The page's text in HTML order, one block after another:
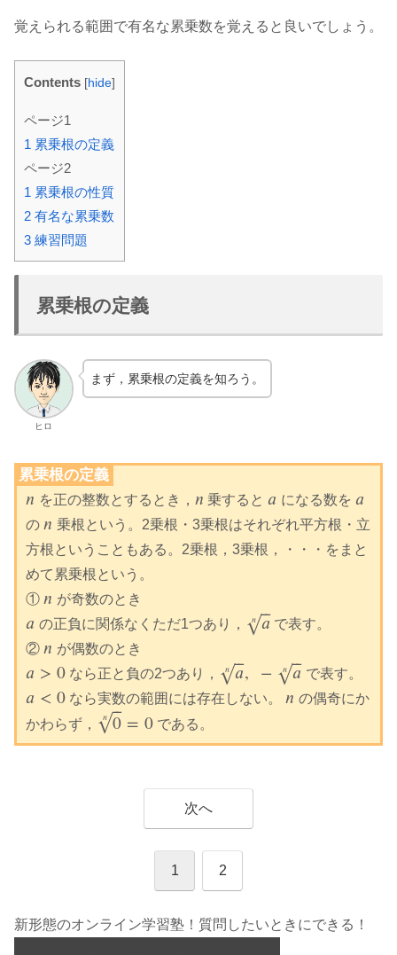
覚えられる範囲で有名な累乗数を覚えると良いでしょう。
Contents [hide]
ページ1
1 累乗根の定義
ページ2
1 累乗根の性質
2 有名な累乗数
3 練習問題
累乗根の定義
ヒロ
まず，累乗根の定義を知ろう。
累乗根の定義
𝑛
n を正の整数とするとき， 𝑛
n 乗すると𝑎
a になる数を𝑎
a
の 𝑛
n 乗根という。2乗根・3乗根はそれぞれ平方根・立
方根ということもある。2乗根，3乗根，・・・をまと
めて累乗根という。
① 𝑛
n が奇数のとき
𝑎
a の正負に関係なくただ1つあり， 𝑎
⎯⎯
√
𝑛
an
で表す。
② 𝑛
n が偶数のとき
𝑎 > 0
a >0 なら正と負の2つあり， 𝑎
⎯⎯
√
𝑛 , − 𝑎
⎯⎯
√
𝑛
an, − n で表す。
𝑎 < 0
a <0 なら実数の範囲には存在しない。 𝑛
n の偶奇にか
かわらず，
0
⎯⎯
√
𝑛 = 0
0n=0 である。
次へ
1 2
新形態のオンライン学習塾！質問したいときにできる！